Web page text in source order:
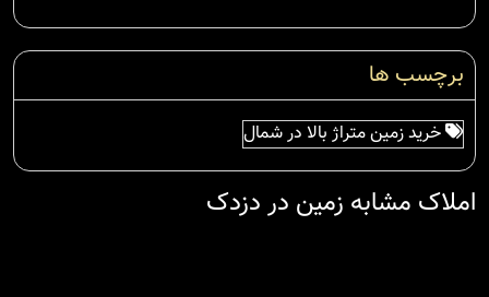
برچسب ها
خرید زمین متراژ بالا در شمال
املاک مشابه زمین در دزدک